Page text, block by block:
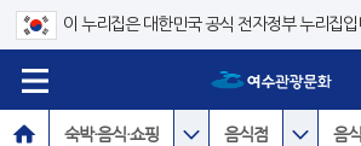
이 누리집은 대한민국 공식 전자정부 누리집입
숙박·음식·쇼핑 음식점 음